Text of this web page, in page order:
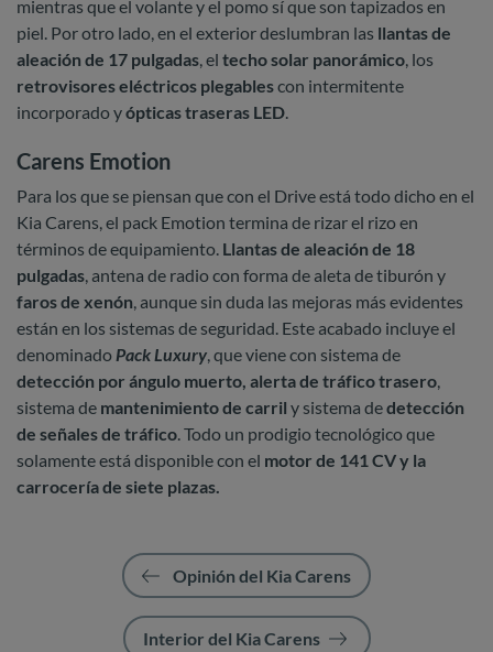
mientras que el volante y el pomo sí que son tapizados en
piel. Por otro lado, en el exterior deslumbran las llantas de
aleación de 17 pulgadas, el techo solar panorámico, los
retrovisores eléctricos plegablescon intermitente
incorporado yópticas traseras LED.
Carens Emotion
Para los que se piensan que con el Drive está todo dicho en el
Kia Carens, el pack Emotion termina de rizar el rizo en
términos de equipamiento. Llantas de aleación de 18
pulgadas, antena de radio con forma de aleta de tiburón y
faros de xenón, aunque sin duda las mejoras más evidentes
están en los sistemas de seguridad. Este acabado incluye el
denominado Pack Luxury, que viene con sistema de
detección por ángulo muerto, alerta de tráfico trasero,
sistema de mantenimiento de carril y sistema dedetección
de señales de tráfico. Todo un prodigio tecnológico que
solamente está disponible con el motor de 141 CV y la
carrocería de siete plazas.
Opinión del Kia Carens
Interior del Kia Carens